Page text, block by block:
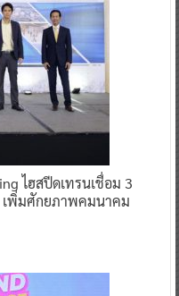
ไฮสปีดเทรนเชื่อม 3
เพิ่มศักยภาพคมนาคม